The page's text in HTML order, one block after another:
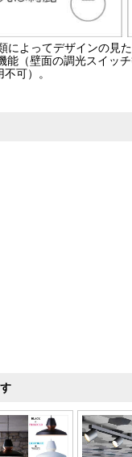
によってデザインの見
能（壁面の調光スイッ
可）。